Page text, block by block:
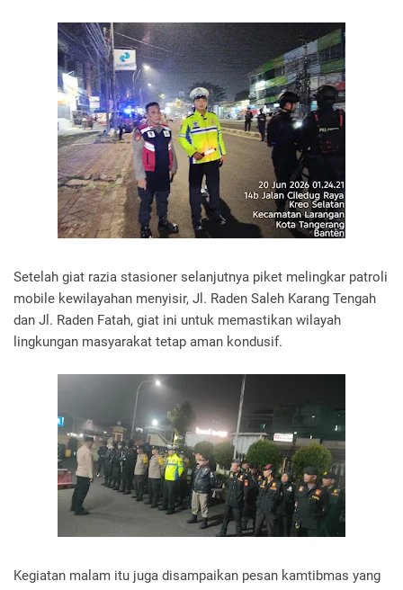
‎Setelah giat razia stasioner selanjutnya piket melingkar patroli
mobile kewilayahan menyisir, Jl. Raden Saleh Karang Tengah
dan Jl. Raden Fatah, giat ini untuk memastikan wilayah
lingkungan masyarakat tetap aman kondusif.
‎Kegiatan malam itu juga disampaikan pesan kamtibmas yang